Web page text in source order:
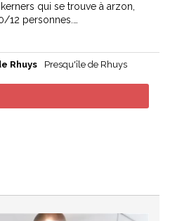
qui se trouve à arzon,
12 personnes.…
Rhuys
Presqu'île de Rhuys